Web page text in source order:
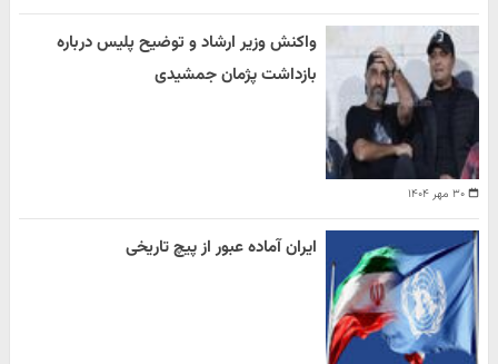
۳۰ مهر ۱۴۰۴
واکنش وزیر ارشاد و توضیح پلیس درباره
بازداشت پژمان جمشیدی
ایران آماده عبور از پیچ تاریخی